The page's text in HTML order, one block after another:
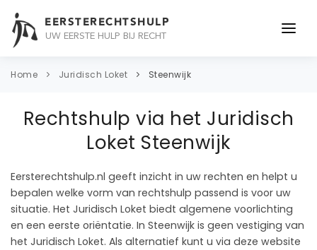
EERSTERECHTSHULP
UW EERSTE HULP BIJ RECHT
ONDERWERPEN
CONTACT
Home Juridisch Loket Steenwijk
Rechtshulp via het Juridisch
Loket Steenwijk
Eersterechtshulp.nl geeft inzicht in uw rechten en helpt u
bepalen welke vorm van rechtshulp passend is voor uw
situatie. Het Juridisch Loket biedt algemene voorlichting
en een eerste oriëntatie. In Steenwijk is geen vestiging van
het Juridisch Loket. Als alternatief kunt u via deze website